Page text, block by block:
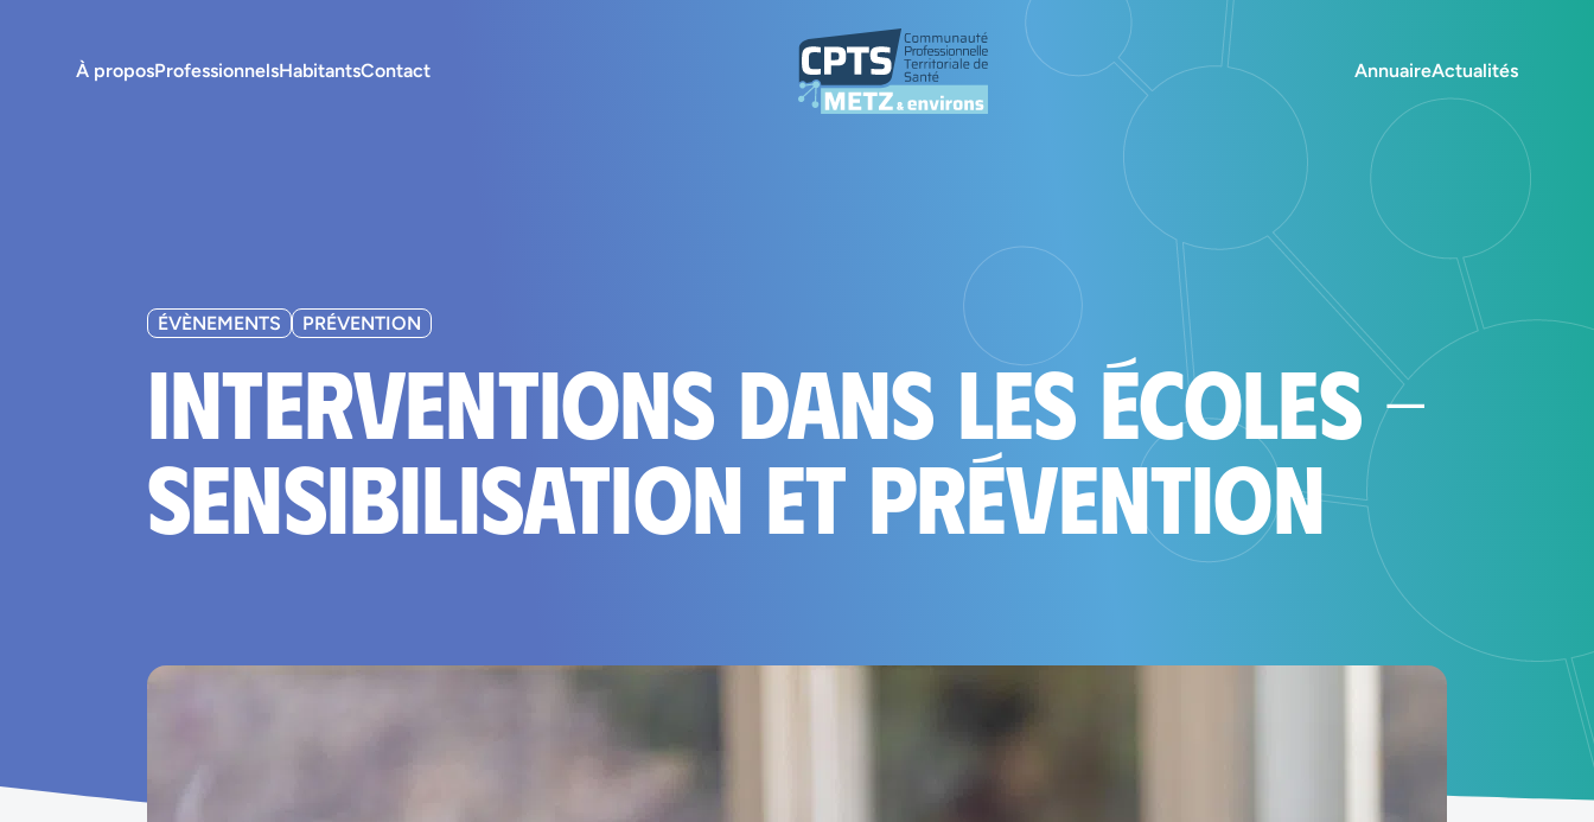
À proposProfessionnelsHabitantsContact AnnuaireActualités
ÉVÈNEMENTS PRÉVENTION
Interventions dans les écoles -
Sensibilisation et Prévention